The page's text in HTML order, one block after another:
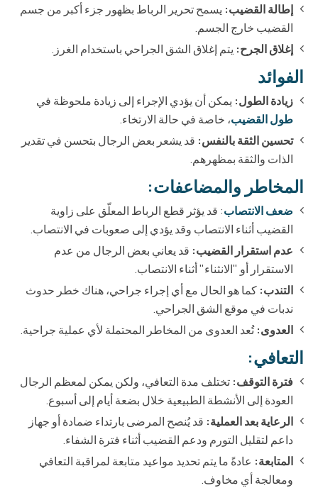
إطالة القضيب: يسمح تحرير الرباط بظهور جزء أكبر من جسم
القضيب خارج الجسم.
إغلاق الجرح: يتم إغلاق الشق الجراحي باستخدام الغرز.
الفوائد
زيادة الطول: يمكن أن يؤدي الإجراء إلى زيادة ملحوظة في
طول القضيب، خاصة في حالة الارتخاء.
تحسين الثقة بالنفس: قد يشعر بعض الرجال بتحسن في تقدير
الذات والثقة بمظهرهم.
المخاطر والمضاعفات:
ضعف الانتصاب: قد يؤثر قطع الرباط المعلّق على زاوية
القضيب أثناء الانتصاب وقد يؤدي إلى صعوبات في الانتصاب.
عدم استقرار القضيب: قد يعاني بعض الرجال من عدم
الاستقرار أو "الانثناء" أثناء الانتصاب.
التندب: كما هو الحال مع أي إجراء جراحي، هناك خطر حدوث
ندبات في موقع الشق الجراحي.
العدوى:تُعد العدوى من المخاطر المحتملة لأي عملية جراحية.
التعافي:
فترة التوقف: تختلف مدة التعافي، ولكن يمكن لمعظم الرجال
العودة إلى الأنشطة الطبيعية خلال بضعة أيام إلى أسبوع.
الرعاية بعد العملية: قد يُنصح المرضى بارتداء ضمادة أو جهاز
داعم لتقليل التورم ودعم القضيب أثناء فترة الشفاء.
المتابعة: عادةً ما يتم تحديد مواعيد متابعة لمراقبة التعافي
ومعالجة أي مخاوف.